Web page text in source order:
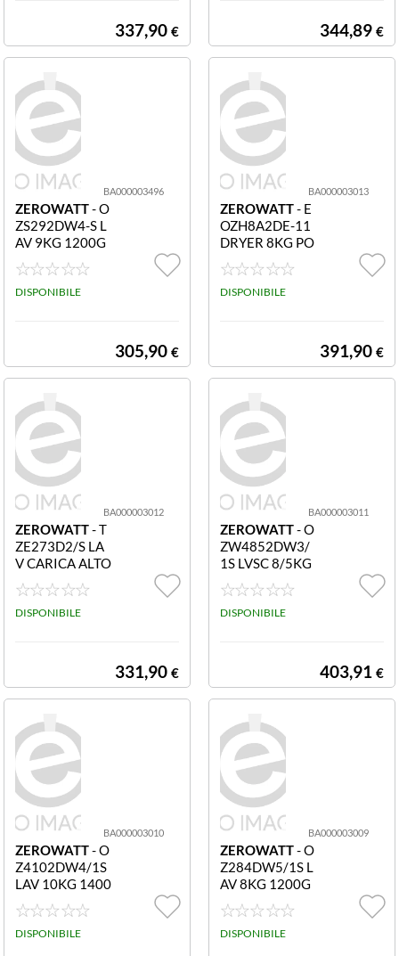
337,90 € 344,89 €
BA000003496
ZEROWATT- O
ZS292DW4-S L
AV 9KG 1200G
'B'
DISPONIBILE
305,90 €
BA000003013
ZEROWATT- E
OZH8A2DE-11
DRYER 8KG PO
MPA D
DISPONIBILE
391,90 €
BA000003012
ZEROWATT- T
ZE273D2/S LA
V CARICA ALTO
7KG
DISPONIBILE
331,90 €
BA000003011
ZEROWATT- O
ZW4852DW3/
1S LVSC 8/5KG
1400G
DISPONIBILE
403,91 €
BA000003010
ZEROWATT- O
Z4102DW4/1S
LAV 10KG 1400
G 'B
DISPONIBILE
BA000003009
ZEROWATT- O
Z284DW5/1S L
AV 8KG 1200G
INVE
DISPONIBILE